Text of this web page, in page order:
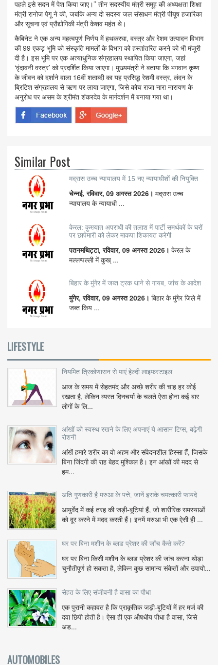
पहले इसे सदन में पेश किया जाए।’’ तीन सदस्यीय मंत्री समूह की अध्यक्षता शिक्षा
मंत्री रानोज पेगू ने की, जबकि अन्य दो सदस्य जल संसाधन मंत्री पीयूष हजारिका
और सूचना एवं प्रौद्योगिकी मंत्री केशव महंत थे।
कैबिनेट ने एक अन्य महत्वपूर्ण निर्णय में हथकरघा, वस्त्र और रेशम उत्पादन विभाग
की 99 एकड़ भूमि को संस्कृति मामलों के विभाग को हस्तांतरित करने को भी मंजूरी
दी है। इस भूमि पर एक अत्याधुनिक संग्रहालय स्थापित किया जाएगा, जहां
‘वृंदावनी वस्त्र’ को प्रदर्शित किया जाएगा। मुख्यमंत्री ने बताया कि भगवान कृष्ण
के जीवन को दर्शाने वाला 16वीं शताब्दी का यह प्रसिद्ध रेशमी वस्त्र, लंदन के
ब्रिटिश संग्रहालय से ऋण पर लाया जाएगा, जिसे कोच राजा नारा नारायण के
अनुरोध पर असम के श्रीमंत शंकरदेव के मार्गदर्शन में बनाया गया था।
Similar Post
मद्रास उच्च न्यायालय में 15 नए न्यायाधीशों की नियुक्ति
चेन्नई, रविवार, 09 अगस्त 2026। मद्रास उच्च
न्यायालय के न्यायाधी ...
केरल: कुख्यात अपराधी की तलाश में पार्टी समर्थकों के घरों
पर छापेमारी को लेकर माकपा शिकायत करेगी
पतनमथिट्टा, रविवार, 09 अगस्त 2026। केरल के
मल्लप्पल्ली में कुख् ...
बिहार के मुंगेर में जब्त ट्रक थाने से गायब, जांच के आदेश
मुंगेर, रविवार, 09 अगस्त 2026। बिहार के मुंगेर जिले में
जब्त किय ...
LIFESTYLE
नियमित त्रिकोणासन से पाएं हेल्दी लाइफस्टाइल
आज के समय में सेहतमंद और अच्छे शरीर की चाह हर कोई
रखता है, लेकिन व्यस्त दिनचर्या के चलते ऐसा होना कई बार
लोगों के लि...
आंखों को स्वस्थ रखने के लिए अपनाएं ये आसान टिप्स, बढ़ेगी
रोशनी
आंखें हमारे शरीर का वो अहम और संवेदनशील हिस्सा हैं, जिसके
बिना जिंदगी की राह बेहद मुश्किल है। इन आंखों की मदद से
हम...
अति गुणकारी है मरुआ के पत्ते, जानें इसके चमत्कारी फायदे
आयुर्वेद में कई तरह की जड़ी-बूटियां हैं, जो शारीरिक समस्याओं
को दूर करने में मदद करती हैं। इनमें मरुआ भी एक ऐसी ही ...
घर पर बिना मशीन के ब्लड प्रेशर की जाँच कैसे करें?
घर पर बिना किसी मशीन के ब्लड प्रेशर की जांच करना थोड़ा
चुनौतीपूर्ण हो सकता है, लेकिन कुछ सामान्य संकेतों और उपायो...
सेहत के लिए संजीवनी है वासा का पौधा
एक पुरानी कहावत है कि प्राकृतिक जड़ी-बूटियों में हर मर्ज की
दवा छिपी होती है। ऐसा ही एक औषधीय पौधा है वासा, जिसे
अड...
AUTOMOBILES